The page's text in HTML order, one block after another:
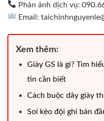
Phản ánh dịch vụ:
Email:
Xem thêm:
Giày GS là gì? Tìm
tin cần biết
Cách buộc dây giày
Soi kèo đội ghi bàn